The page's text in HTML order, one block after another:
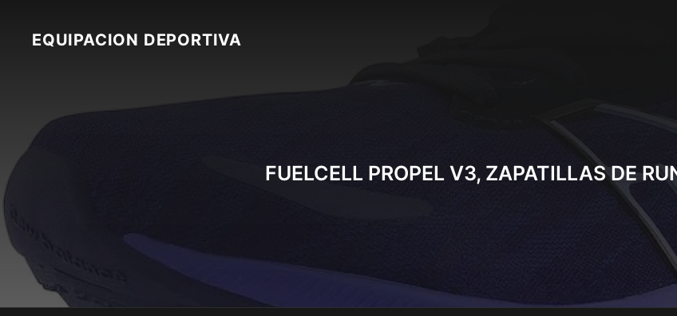
contentEQUIPACION DEPORTIVA
FUELCELL PROPEL V3, ZAPATILLAS DE